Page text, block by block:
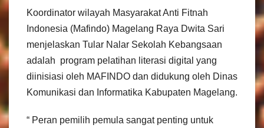
Koordinator wilayah Masyarakat Anti Fitnah
Indonesia (Mafindo) Magelang Raya Dwita Sari
menjelaskan Tular Nalar Sekolah Kebangsaan
adalah program pelatihan literasi digital yang
diinisiasi oleh MAFINDO dan didukung oleh Dinas
Komunikasi dan Informatika Kabupaten Magelang.
“ Peran pemilih pemula sangat penting untuk